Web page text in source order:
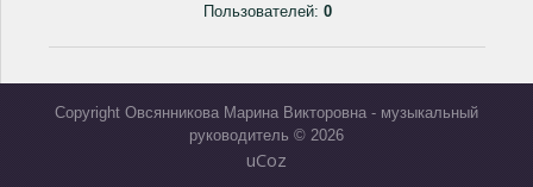
Пользователей: 0
Copyright Овсянникова Марина Викторовна - музыкальный
руководитель © 2026
uCoz